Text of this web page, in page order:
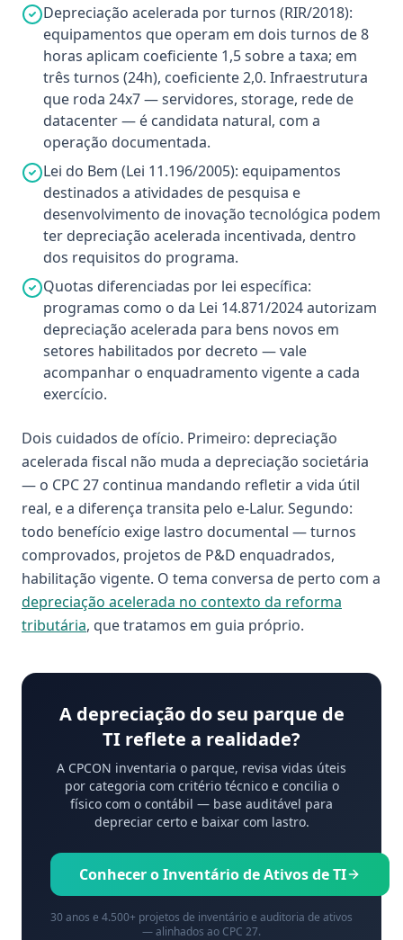
Depreciação acelerada por turnos (RIR/2018):
equipamentos que operam em dois turnos de 8
horas aplicam coeficiente 1,5 sobre a taxa; em
três turnos (24h), coeficiente 2,0. Infraestrutura
que roda 24x7 — servidores, storage, rede de
datacenter — é candidata natural, com a
operação documentada.
Lei do Bem (Lei 11.196/2005): equipamentos
destinados a atividades de pesquisa e
desenvolvimento de inovação tecnológica podem
ter depreciação acelerada incentivada, dentro
dos requisitos do programa.
Quotas diferenciadas por lei específica:
programas como o da Lei 14.871/2024 autorizam
depreciação acelerada para bens novos em
setores habilitados por decreto — vale
acompanhar o enquadramento vigente a cada
exercício.
Dois cuidados de ofício. Primeiro: depreciação
acelerada fiscal não muda a depreciação societária
— o CPC 27 continua mandando refletir a vida útil
real, e a diferença transita pelo e-Lalur. Segundo:
todo benefício exige lastro documental — turnos
comprovados, projetos de P&D enquadrados,
habilitação vigente. O tema conversa de perto com a
depreciação acelerada no contexto da reforma
tributária, que tratamos em guia próprio.
A depreciação do seu parque de
TI reflete a realidade?
A CPCON inventaria o parque, revisa vidas úteis
por categoria com critério técnico e concilia o
físico com o contábil — base auditável para
depreciar certo e baixar com lastro.
Conhecer o Inventário de Ativos de TI
30 anos e 4.500+ projetos de inventário e auditoria de ativos
— alinhados ao CPC 27.